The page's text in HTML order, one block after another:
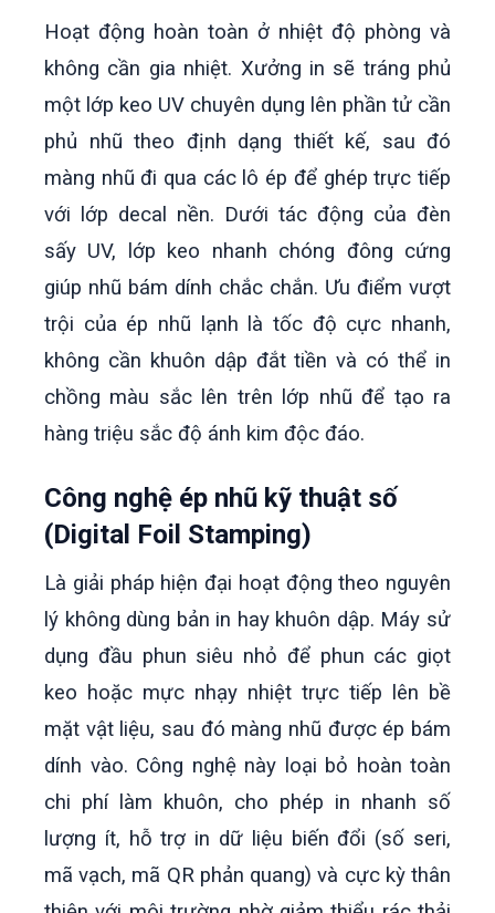
Hoạt động hoàn toàn ở nhiệt độ phòng và
không cần gia nhiệt. Xưởng in sẽ tráng phủ
một lớp keo UV chuyên dụng lên phần tử cần
phủ nhũ theo định dạng thiết kế, sau đó
màng nhũ đi qua các lô ép để ghép trực tiếp
với lớp decal nền. Dưới tác động của đèn
sấy UV, lớp keo nhanh chóng đông cứng
giúp nhũ bám dính chắc chắn. Ưu điểm vượt
trội của ép nhũ lạnh là tốc độ cực nhanh,
không cần khuôn dập đắt tiền và có thể in
chồng màu sắc lên trên lớp nhũ để tạo ra
hàng triệu sắc độ ánh kim độc đáo.
Công nghệ ép nhũ kỹ thuật số
(Digital Foil Stamping)
Là giải pháp hiện đại hoạt động theo nguyên
lý không dùng bản in hay khuôn dập. Máy sử
dụng đầu phun siêu nhỏ để phun các giọt
keo hoặc mực nhạy nhiệt trực tiếp lên bề
mặt vật liệu, sau đó màng nhũ được ép bám
dính vào. Công nghệ này loại bỏ hoàn toàn
chi phí làm khuôn, cho phép in nhanh số
lượng ít, hỗ trợ in dữ liệu biến đổi (số seri,
mã vạch, mã QR phản quang) và cực kỳ thân